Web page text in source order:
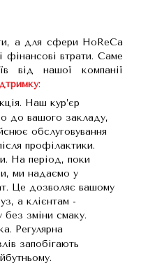
а для сфери HoReCa
втрати. Саме
від нашої компанії
:
Наш кур’єр
до вашого закладу,
обслуговування
профілактики.
На період, поки
ми надаємо у
Це дозволяє вашому
а клієнтам -
без зміни смаку.
Регулярна
запобігають